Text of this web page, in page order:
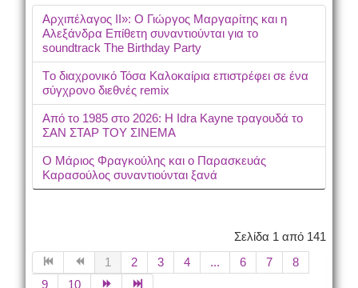
Αρχιπέλαγος ΙΙ»: Ο Γιώργος Μαργαρίτης και η
Αλεξάνδρα Επίθετη συναντιούνται για το
soundtrack The Birthday Party
Tο διαχρονικό Τόσα Καλοκαίρια επιστρέφει σε ένα
σύγχρονο διεθνές remix
Από το 1985 στο 2026: Η Idra Kayne τραγουδά το
ΣΑΝ ΣΤΑΡ ΤΟΥ ΣΙΝΕΜΑ
Ο Μάριος Φραγκούλης και ο Παρασκευάς
Καρασούλος συναντιούνται ξανά
Σελίδα 1 από 141
1
2 3 4 ... 6 7
8
9
10